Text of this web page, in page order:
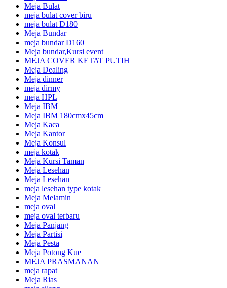
Meja Bulat
meja bulat cover biru
meja bulat D180
Meja Bundar
meja bundar D160
Meja bundar,Kursi event
MEJA COVER KETAT PUTIH
Meja Dealing
Meja dinner
meja dirmy
meja HPL
Meja IBM
Meja IBM 180cmx45cm
Meja Kaca
Meja Kantor
Meja Konsul
meja kotak
Meja Kursi Taman
Meja Lesehan
Meja Lesehan
meja lesehan type kotak
Meja Melamin
meja oval
meja oval terbaru
Meja Panjang
Meja Partisi
Meja Pesta
Meja Potong Kue
MEJA PRASMANAN
meja rapat
Meja Rias